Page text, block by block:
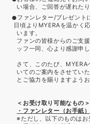
い場合、ご回答が遅れた
ファンレター/プレゼント
日頃よりMYERAを温かく
います。
ファンの皆様からのご支
ッフ一同、心より感謝申し
さて、このたび、
いてのご案内をさせてい
とご協力を賜りますよう
＜お受け取り可能なもの＞
・ファンレター（お手紙）
※ただし、以下のものはお